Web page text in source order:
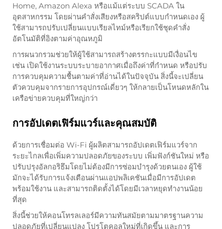
Home, Amazon Alexa หรือแม้แต่ระบบ SCADA ใน
อุตสาหกรรม โดยผ่านคำสั่งเสียงหรือสคริปต์แบบกำหนดเอง ผู้
ใช้สามารถปรับเปลี่ยนแบบเรียลไทม์หรือเรียกใช้ชุดคำสั่ง
อัตโนมัติที่อิงตามค่าอุณหภูมิ
การผนวกรวมช่วยให้ผู้ใช้สามารถสร้างตรรกะแบบมีเงื่อนไข
เช่น เปิดใช้งานระบบระบายอากาศเมื่อถึงค่าที่กำหนด หรือปรับ
การควบคุมความชื้นตามค่าที่อ่านได้ในปัจจุบัน สิ่งนี้จะเปลี่ยน
ตัวควบคุมจากรายการอุปกรณ์เดี่ยวๆ ให้กลายเป็นโหนดหลักใน
เครือข่ายควบคุมที่ใหญ่กว่า
การอัปเดตเฟิร์มแวร์และคุณสมบัติ
ด้วยการเชื่อมต่อ Wi-Fi ผู้ผลิตสามารถอัปเดตเฟิร์มแวร์จาก
ระยะไกลเพื่อเพิ่มความปลอดภัยของระบบ เพิ่มฟังก์ชันใหม่ หรือ
ปรับปรุงอัลกอริธึมโดยไม่ต้องมีการซ่อมบำรุงด้วยตนเอง ผู้ใช้
มักจะได้รับการแจ้งเตือนผ่านแอปพลิเคชันเมื่อมีการอัปเดต
พร้อมใช้งาน และสามารถติดตั้งได้โดยมีเวลาหยุดทำงานน้อย
ที่สุด
สิ่งนี้ช่วยให้คอนโทรลเลอร์มีความทันสมัยตามมาตรฐานความ
ปลอดภัยที่เปลี่ยนแปลง โปรโตคอลใหม่ที่เกิดขึ้น และการ